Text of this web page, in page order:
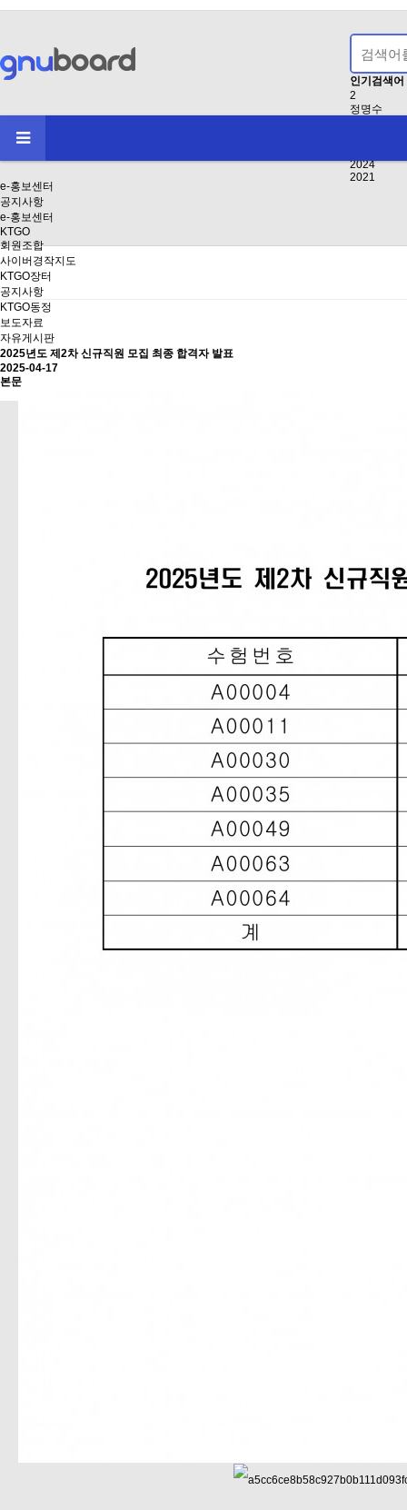
인기검색어
2
정명수
2024
2021
e-홍보센터
공지사항
e-홍보센터
KTGO
회원조합
사이버경작지도
KTGO장터
공지사항
KTGO동정
보도자료
자유게시판
2025년도 제2차 신규직원 모집 최종 합격자 발표
2025-04-17
본문